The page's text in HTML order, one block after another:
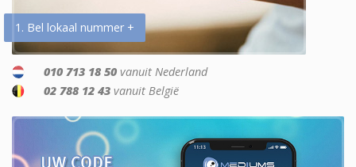
1. Bel lokaal nummer +
010 713 18 50 vanuit Nederland
02 788 12 43 vanuit België